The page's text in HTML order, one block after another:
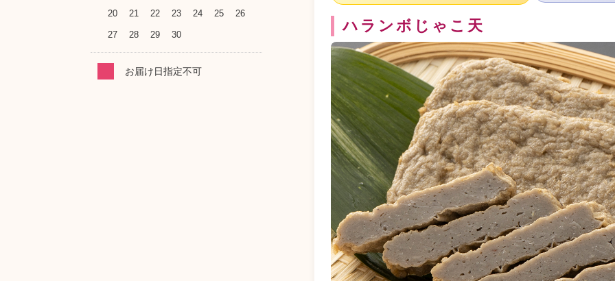
ハランボじゃこ天
20 21 22 23 24 25 26
27 28 29 30
お届け日指定不可